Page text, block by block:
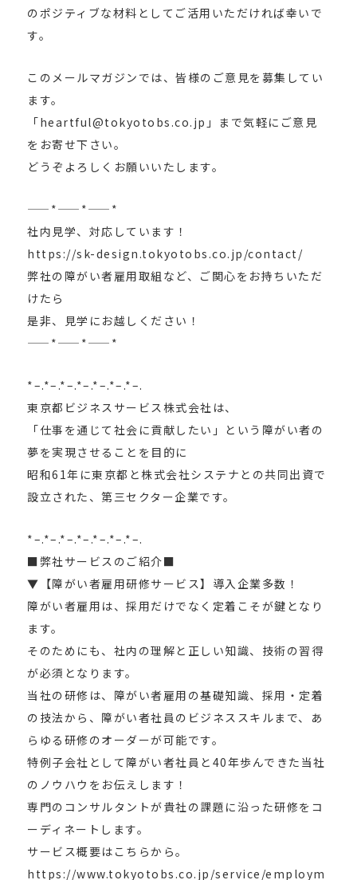
のポジティブな材料としてご活用いただければ幸いで
す。
このメールマガジンでは、皆様のご意見を募集してい
ます。
「heartful@tokyotobs.co.jp」まで気軽にご意見
をお寄せ下さい。
どうぞよろしくお願いいたします。
——*——*——*
社内見学、対応しています！
https://sk-design.tokyotobs.co.jp/contact/
弊社の障がい者雇用取組など、ご関心をお持ちいただ
けたら
是非、見学にお越しください！
——*——*——*
*–.*–.*–.*–.*–.*–.*–.
東京都ビジネスサービス株式会社は、
「仕事を通じて社会に貢献したい」という障がい者の
夢を実現させることを目的に
昭和61年に東京都と株式会社システナとの共同出資で
設立された、第三セクター企業です。
*–.*–.*–.*–.*–.*–.*–.
■弊社サービスのご紹介■
▼【障がい者雇用研修サービス】導入企業多数！
障がい者雇用は、採用だけでなく定着こそが鍵となり
ます。
そのためにも、社内の理解と正しい知識、技術の習得
が必須となります。
当社の研修は、障がい者雇用の基礎知識、採用・定着
の技法から、障がい者社員のビジネススキルまで、あ
らゆる研修のオーダーが可能です。
特例子会社として障がい者社員と40年歩んできた当社
のノウハウをお伝えします！
専門のコンサルタントが貴社の課題に沿った研修をコ
ーディネートします。
サービス概要はこちらから。
https://www.tokyotobs.co.jp/service/employm